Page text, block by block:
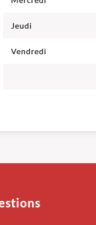
Jeudi
Vendredi